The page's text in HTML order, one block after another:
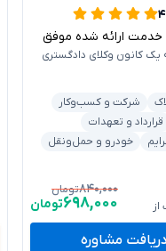
خدمت ارائه شده موفق
یک کانون وکلای دادگستری
شرکت و کسب‌وکار
قرارداد و تعهدات
خودرو و حمل‌ونقل
۸۴۰,۰۰۰تومان
۶۹۸,۰۰۰تومان
دریافت مشاوره